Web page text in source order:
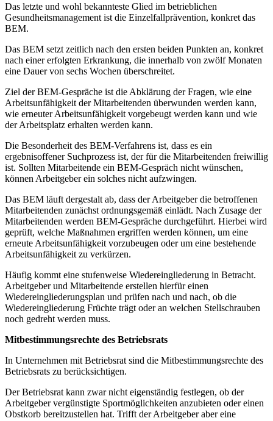
Das letzte und wohl bekannteste Glied im betrieblichen
Gesundheitsmanagement ist die Einzelfallprävention, konkret das
BEM.
Das BEM setzt zeitlich nach den ersten beiden Punkten an, konkret
nach einer erfolgten Erkrankung, die innerhalb von zwölf Monaten
eine Dauer von sechs Wochen überschreitet.
Ziel der BEM-Gespräche ist die Abklärung der Fragen, wie eine
Arbeitsunfähigkeit der Mitarbeitenden überwunden werden kann,
wie erneuter Arbeitsunfähigkeit vorgebeugt werden kann und wie
der Arbeitsplatz erhalten werden kann.
Die Besonderheit des BEM-Verfahrens ist, dass es ein
ergebnisoffener Suchprozess ist, der für die Mitarbeitenden freiwillig
ist. Sollten Mitarbeitende ein BEM-Gespräch nicht wünschen,
können Arbeitgeber ein solches nicht aufzwingen.
Das BEM läuft dergestalt ab, dass der Arbeitgeber die betroffenen
Mitarbeitenden zunächst ordnungsgemäß einlädt. Nach Zusage der
Mitarbeitenden werden BEM-Gespräche durchgeführt. Hierbei wird
geprüft, welche Maßnahmen ergriffen werden können, um eine
erneute Arbeitsunfähigkeit vorzubeugen oder um eine bestehende
Arbeitsunfähigkeit zu verkürzen.
Häufig kommt eine stufenweise Wiedereingliederung in Betracht.
Arbeitgeber und Mitarbeitende erstellen hierfür einen
Wiedereingliederungsplan und prüfen nach und nach, ob die
Wiedereingliederung Früchte trägt oder an welchen Stellschrauben
noch gedreht werden muss.
Mitbestimmungsrechte des Betriebsrats
In Unternehmen mit Betriebsrat sind die Mitbestimmungsrechte des
Betriebsrats zu berücksichtigen.
Der Betriebsrat kann zwar nicht eigenständig festlegen, ob der
Arbeitgeber vergünstigte Sportmöglichkeiten anzubieten oder einen
Obstkorb bereitzustellen hat. Trifft der Arbeitgeber aber eine